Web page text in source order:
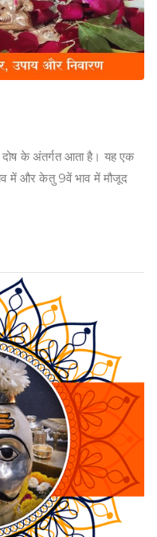
दोष के अंतर्गत आता है। यह एक
में और केतु 9वें भाव में मौजूद